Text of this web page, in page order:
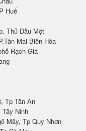
Huế
Thủ Dầu Một
Mai Biên Hòa
Rạch Giá
Tp Tân An
Tây Ninh
Mây, Tp Quy Nhơn